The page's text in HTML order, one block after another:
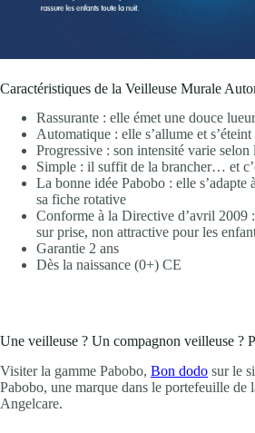
Caractéristiques de la Veilleuse Murale
Rassurante : elle émet une douce
Automatique : elle s’allume et s’éteint
Progressive : son intensité varie
Simple : il suffit de la brancher… et
La bonne idée Pabobo : elle s’adapte
sa fiche rotative
Conforme à la Directive d’avril 2009
sur prise, non attractive pour les
Garantie 2 ans
Dès la naissance (0+) CE
Une veilleuse ? Un compagnon veilleuse ?
Visiter la gamme Pabobo, Bon dodo sur le
Pabobo, une marque dans le portefeuille de
Angelcare.